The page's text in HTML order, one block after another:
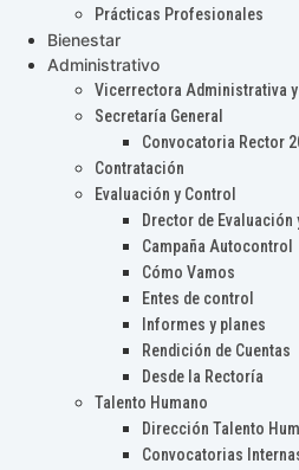
Prácticas Profesionales
Bienestar
Administrativo
Vicerrectora Administrativa
Secretaría General
Convocatoria Rector
Contratación
Evaluación y Control
Drector de Evaluación
Campaña Autocontrol
Cómo Vamos
Entes de control
Informes y planes
Rendición de Cuentas
Desde la Rectoría
Talento Humano
Dirección Talento
Convocatorias